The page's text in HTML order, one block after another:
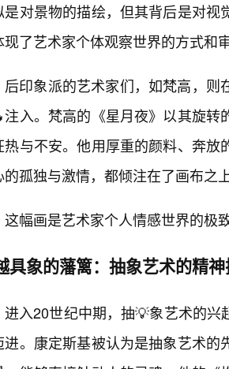
是对景物的描绘，但其背后是对
现了艺术家个体观察世界的方式和
后印象派的艺术家们，如梵高，
注入。梵高的《星月夜》以其旋
热与不安。他用厚重的颜料、奔
的孤独与激情，都倾注在了画布之
这幅画是艺术家个人情感世界的极
具象的藩篱：抽象艺术的精
进入20世纪中期，抽💡象艺术的
进。康定斯基被认为是抽象艺术